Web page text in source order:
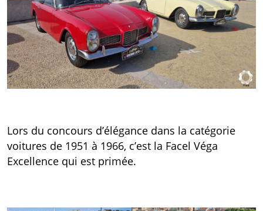
Lors du concours d’élégance dans la catégorie
voitures de 1951 à 1966, c’est la Facel Véga
Excellence qui est primée.